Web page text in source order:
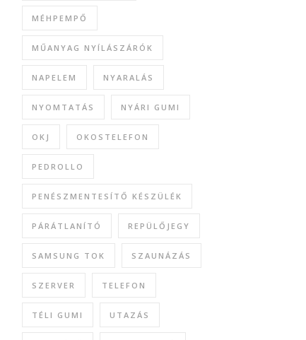
MÉHPEMPŐ
MŰANYAG NYÍLÁSZÁRÓK
NAPELEM NYARALÁS
NYOMTATÁS NYÁRI GUMI
OKJ OKOSTELEFON
PEDROLLO
PENÉSZMENTESÍTŐ KÉSZÜLÉK
PÁRÁTLANÍTÓ REPÜLŐJEGY
SAMSUNG TOK SZAUNÁZÁS
SZERVER TELEFON
TÉLI GUMI UTAZÁS